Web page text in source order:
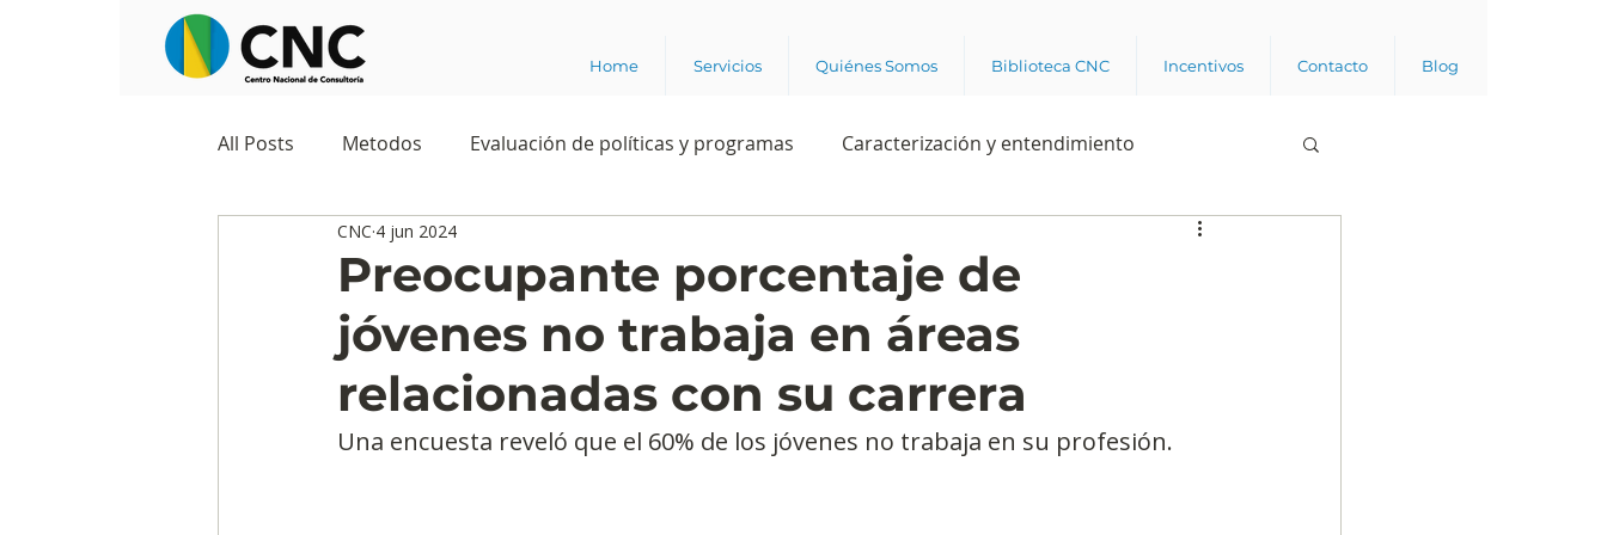
Home Servicios Quiénes Somos Biblioteca CNC Incentivos Contacto Blog
All Posts Metodos Evaluación de políticas y programas Caracterización y entendimiento
Observatorios sociales Business analytics
Predicciones y tendencias Rating Política Intención de voto Consultas de opinión pública
Marketing Cultura y ambiente laboral Experiencia del cliente Experiencia del trabajador
Preocupante porcentaje de
jóvenes no trabaja en áreas
relacionadas con su carrera
CNC 4 jun 2024
Una encuesta reveló que el 60% de los jóvenes no trabaja en su profesión.